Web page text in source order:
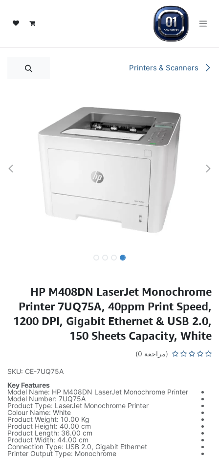
HP M408DN LaserJet Monochrome
Printer 7UQ75A, 40ppm Print Speed,
1200 DPI, Gigabit Ethernet & USB 2.0,
150 Sheets Capacity, White
(مراجعة 0)
SKU: CE-7UQ75A
Key Features
Model Name: HP M408DN LaserJet Monochrome Printer
Model Number: 7UQ75A
Product Type: LaserJet Monochrome Printer
Colour Name: White
Product Weight: 10.00 Kg
Product Height: 40.00 cm
Product Length: 36.00 cm
Product Width: 44.00 cm
Connection Type: USB 2.0, Gigabit Ethernet
Printer Output Type: Monochrome